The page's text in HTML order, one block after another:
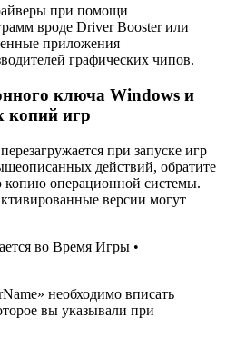
при помощи
вроде Driver Booster или
приложения
графических чипов.
ключа Windows и
копий игр
при запуске игр
действий, обратите
копию операционной системы.
версии могут
необходимо вписать
вы указывали при